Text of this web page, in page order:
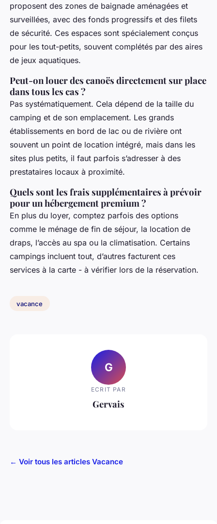
proposent des zones de baignade aménagées et
surveillées, avec des fonds progressifs et des filets
de sécurité. Ces espaces sont spécialement conçus
pour les tout-petits, souvent complétés par des aires
de jeux aquatiques.
Peut-on louer des canoës directement sur place
dans tous les cas ?
Pas systématiquement. Cela dépend de la taille du
camping et de son emplacement. Les grands
établissements en bord de lac ou de rivière ont
souvent un point de location intégré, mais dans les
sites plus petits, il faut parfois s’adresser à des
prestataires locaux à proximité.
Quels sont les frais supplémentaires à prévoir
pour un hébergement premium ?
En plus du loyer, comptez parfois des options
comme le ménage de fin de séjour, la location de
draps, l’accès au spa ou la climatisation. Certains
campings incluent tout, d’autres facturent ces
services à la carte - à vérifier lors de la réservation.
vacance
G
ECRIT PAR
Gervais
← Voir tous les articles Vacance